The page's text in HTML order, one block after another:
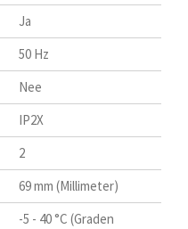
Ja
50 Hz
Nee
IP2X
2
69 mm (Millimeter)
-5 - 40 °C (Graden